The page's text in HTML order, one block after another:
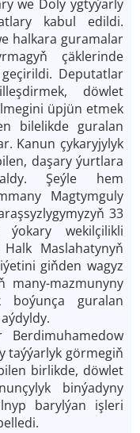
we Doly ygtyýarly
kabul edildi.
halkara guramalar
çäklerinde
Deputatlar
döwlet
üpjün etmek
bilelikde guralan
Kanun çykaryjylyk
daşary ýurtlara
Şeýle hem
Magtymguly
33
ýokary wekilçilikli
Maslahatynyň
giňden wagyz
many-mazmunyny
boýunça guralan
taýýarlyk görmegiň
birlikde, döwlet
binýadyny
barylýan işleri